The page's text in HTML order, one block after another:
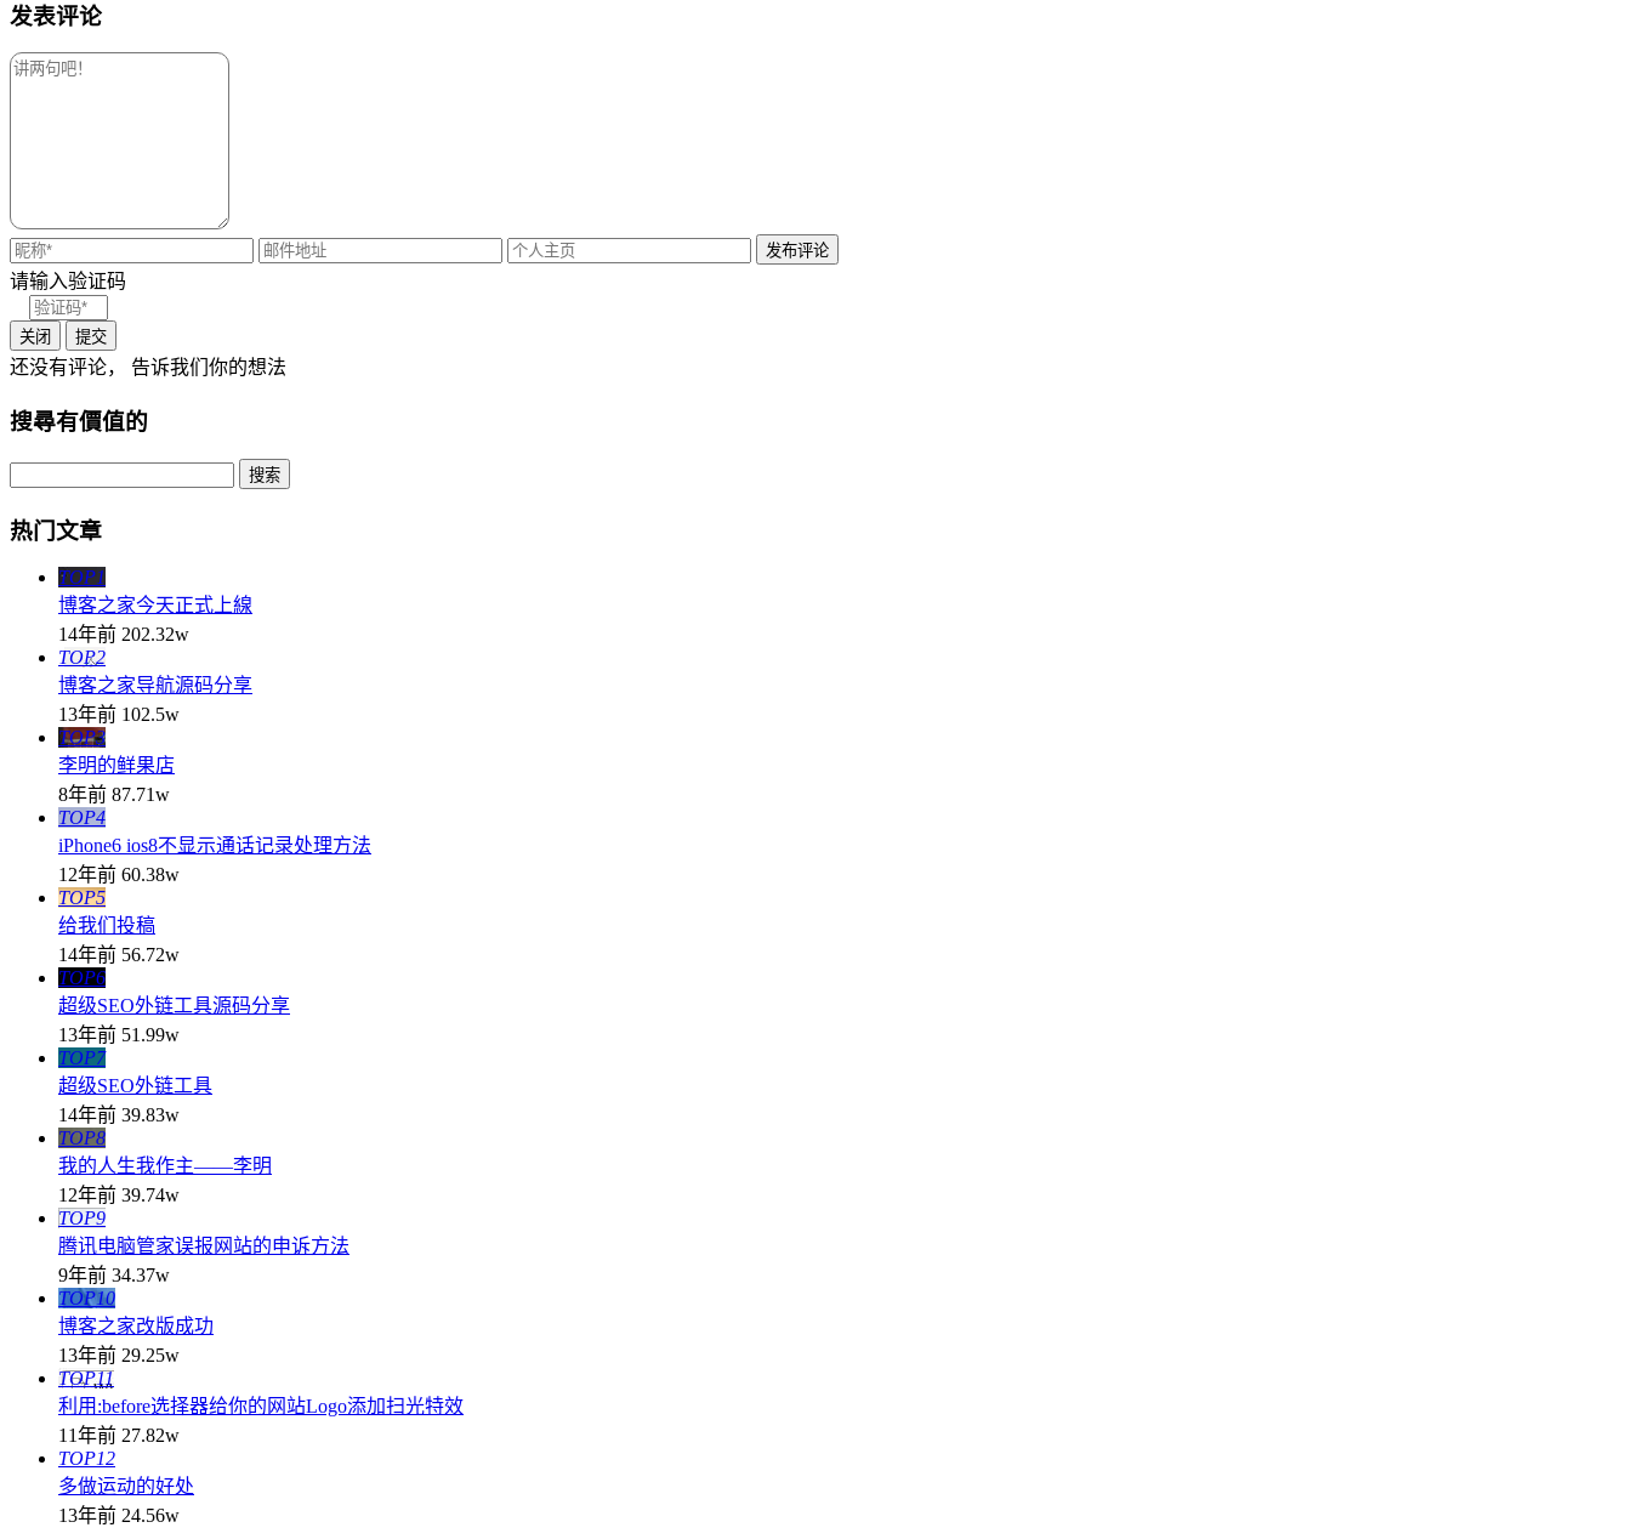
发表评论
请输入验证码
关闭 提交
还没有评论， 告诉我们你的想法
搜尋有價值的
热门文章
TOP1
博客之家今天正式上線
14年前 202.32w
TOP2
博客之家导航源码分享
13年前 102.5w
TOP3
李明的鲜果店
8年前 87.71w
TOP4
iPhone6 ios8不显示通话记录处理方法
12年前 60.38w
TOP5
给我们投稿
14年前 56.72w
TOP6
超级SEO外链工具源码分享
13年前 51.99w
TOP7
超级SEO外链工具
14年前 39.83w
TOP8
我的人生我作主——李明
12年前 39.74w
TOP9
腾讯电脑管家误报网站的申诉方法
9年前 34.37w
TOP10
博客之家改版成功
13年前 29.25w
TOP11
利用:before选择器给你的网站Logo添加扫光特效
11年前 27.82w
TOP12
多做运动的好处
13年前 24.56w